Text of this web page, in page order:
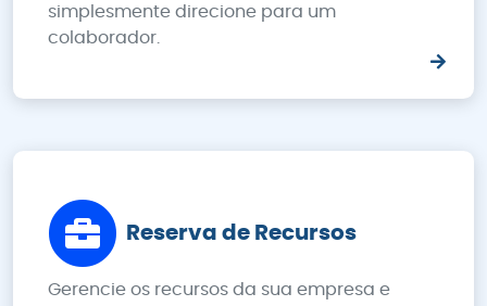
simplesmente direcione para um
colaborador.
Reserva de Recursos
Gerencie os recursos da sua empresa e